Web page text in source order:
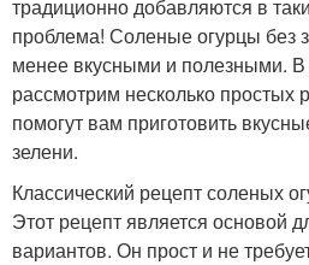
традиционно добавляются в
проблема! Соленые огурцы без
менее вкусными и полезными. В
рассмотрим несколько простых
помогут вам приготовить
зелени.
Классический рецепт соленых
Этот рецепт является основой
вариантов. Он прост и не